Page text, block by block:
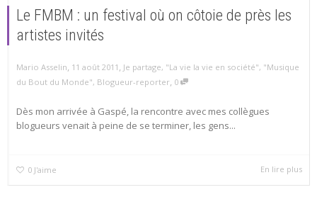
Le FMBM : un festival où on côtoie de près les
artistes invités
Mario Asselin, 11 août 2011 , Je partage, "La vie la vie en société", "Musique
du Bout du Monde", Blogueur-reporter, 0
Dès mon arrivée à Gaspé, la rencontre avec mes collègues
blogueurs venait à peine de se terminer, les gens...
0 J'aime En lire plus